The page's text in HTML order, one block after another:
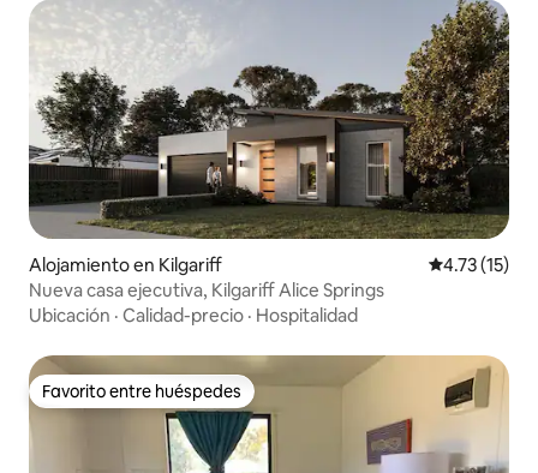
Alojamiento en Kilgariff Calificación
4.73 (15)
Nueva casa ejecutiva, Kilgariff Alice Springs
Ubicación · Calidad-precio · Hospitalidad
Favorito entre huéspedes
Favorito entre huéspedes